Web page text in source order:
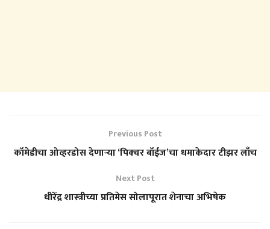
Previous Post
कॉमेडीचा ओव्हरडोस देणाऱ्या ‘पिक्चर बॉईज’चा धमाकेदार टीझर लाँच
Next Post
धीरेंद्र शास्त्रीच्या प्रतिमेस सोलापूरात शेनाचा अभिषेक